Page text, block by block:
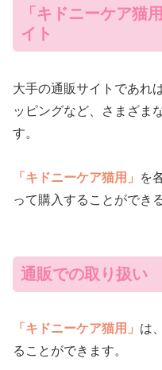
「キドニーケア猫
イト
大手の通販サイトであれ
ッピングなど、さまざま
す。
「キドニーケア猫用」
を
って購入することができ
通販での取り扱い
「キドニーケア猫用」 は
ることができます。